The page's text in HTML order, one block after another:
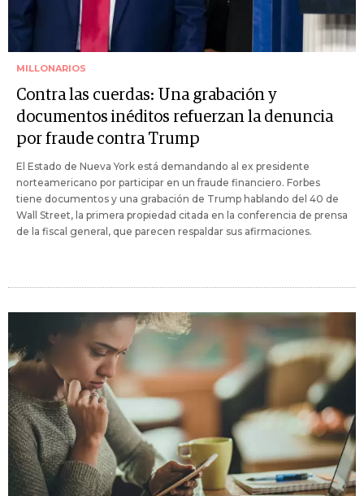
MILLONARIOS
Contra las cuerdas: Una grabación y
documentos inéditos refuerzan la denuncia
por fraude contra Trump
El Estado de Nueva York está demandando al ex presidente
norteamericano por participar en un fraude financiero. Forbes
tiene documentos y una grabación de Trump hablando del 40 de
Wall Street, la primera propiedad citada en la conferencia de prensa
de la fiscal general, que parecen respaldar sus afirmaciones.